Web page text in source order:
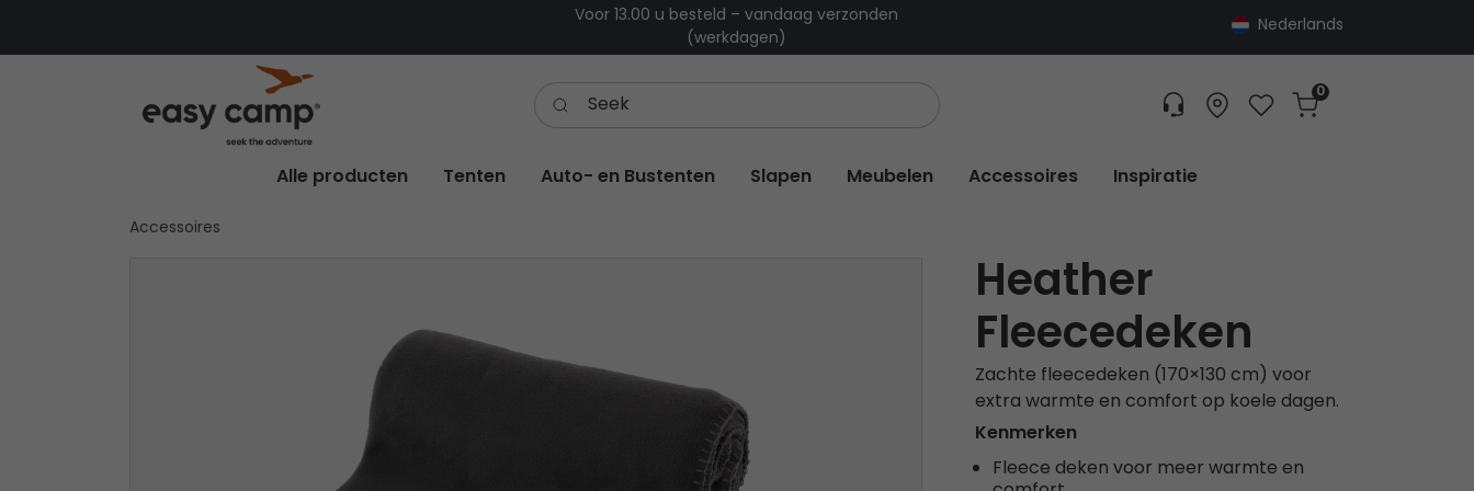
Voor 13.00 u besteld – vandaag verzonden
(werkdagen)
Nederlands
Customer service
Find dealer
Favorites
Cart
0
Alle producten Tenten Auto- en Bustenten Slapen Meubelen Accessoires Inspiratie
Accessoires
Heather
Fleecedeken
Zachte fleecedeken (170×130 cm) voor
extra warmte en comfort op koele dagen.
Kenmerken
Fleece deken voor meer warmte en